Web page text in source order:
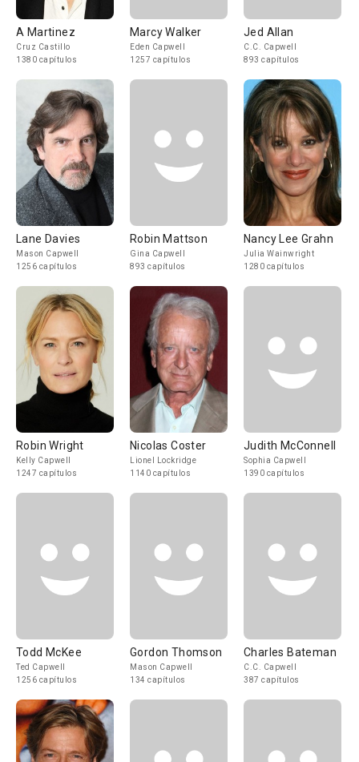
A Martinez
Cruz Castillo
1380 capítulos
Marcy Walker
Eden Capwell
1257 capítulos
Jed Allan
C.C. Capwell
893 capítulos
Lane Davies
Mason Capwell
1256 capítulos
Robin Mattson
Gina Capwell
893 capítulos
Nancy Lee Grahn
Julia Wainwright
1280 capítulos
Robin Wright
Kelly Capwell
1247 capítulos
Nicolas Coster
Lionel Lockridge
1140 capítulos
Judith McConnell
Sophia Capwell
1390 capítulos
Todd McKee
Ted Capwell
1256 capítulos
Gordon Thomson
Mason Capwell
134 capítulos
Charles Bateman
C.C. Capwell
387 capítulos